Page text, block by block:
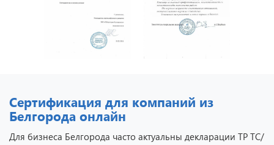
Сертификация для компаний из
Белгорода онлайн
Для бизнеса Белгорода часто актуальны декларации ТР ТС/